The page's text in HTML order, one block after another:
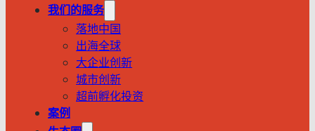
我们的服务
落地中国
出海全球
大企业创新
城市创新
超前孵化投资
案例